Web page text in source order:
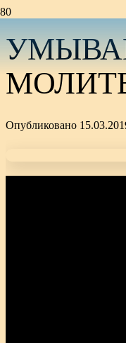
Опубликовано